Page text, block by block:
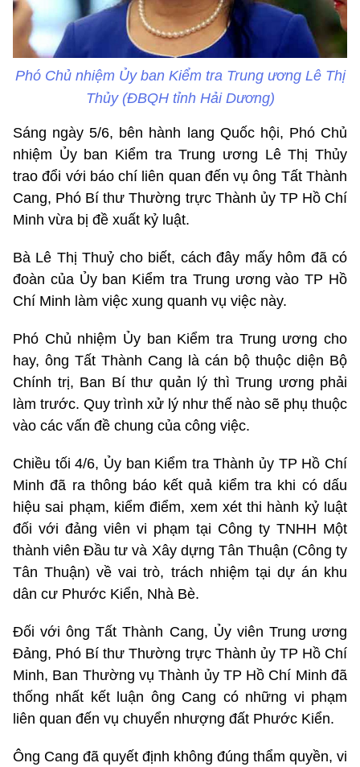
Phó Chủ nhiệm Ủy ban Kiểm tra Trung ương Lê Thị
Thủy (ĐBQH tỉnh Hải Dương)
Sáng ngày 5/6, bên hành lang Quốc hội, Phó Chủ
nhiệm Ủy ban Kiểm tra Trung ương Lê Thị Thủy
trao đổi với báo chí liên quan đến vụ ông Tất Thành
Cang, Phó Bí thư Thường trực Thành ủy TP Hồ Chí
Minh vừa bị đề xuất kỷ luật.
Bà Lê Thị Thuỷ cho biết, cách đây mấy hôm đã có
đoàn của Ủy ban Kiểm tra Trung ương vào TP Hồ
Chí Minh làm việc xung quanh vụ việc này.
Phó Chủ nhiệm Ủy ban Kiểm tra Trung ương cho
hay, ông Tất Thành Cang là cán bộ thuộc diện Bộ
Chính trị, Ban Bí thư quản lý thì Trung ương phải
làm trước. Quy trình xử lý như thế nào sẽ phụ thuộc
vào các vấn đề chung của công việc.
Chiều tối 4/6, Ủy ban Kiểm tra Thành ủy TP Hồ Chí
Minh đã ra thông báo kết quả kiểm tra khi có dấu
hiệu sai phạm, kiểm điểm, xem xét thi hành kỷ luật
đối với đảng viên vi phạm tại Công ty TNHH Một
thành viên Đầu tư và Xây dựng Tân Thuận (Công ty
Tân Thuận) về vai trò, trách nhiệm tại dự án khu
dân cư Phước Kiển, Nhà Bè.
Đối với ông Tất Thành Cang, Ủy viên Trung ương
Đảng, Phó Bí thư Thường trực Thành ủy TP Hồ Chí
Minh, Ban Thường vụ Thành ủy TP Hồ Chí Minh đã
thống nhất kết luận ông Cang có những vi phạm
liên quan đến vụ chuyển nhượng đất Phước Kiển.
Ông Cang đã quyết định không đúng thẩm quyền, vi